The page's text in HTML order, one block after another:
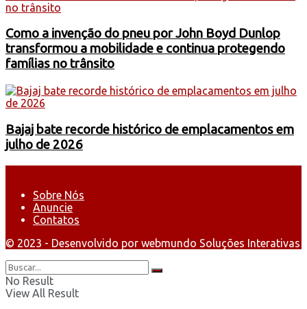
Como a invenção do pneu por John Boyd Dunlop
transformou a mobilidade e continua protegendo
famílias no trânsito
Bajaj bate recorde histórico de emplacamentos em
julho de 2026
Sobre Nós
Anuncie
Contatos
© 2023 - Desenvolvido por webmundo Soluções Interativas
No Result
View All Result